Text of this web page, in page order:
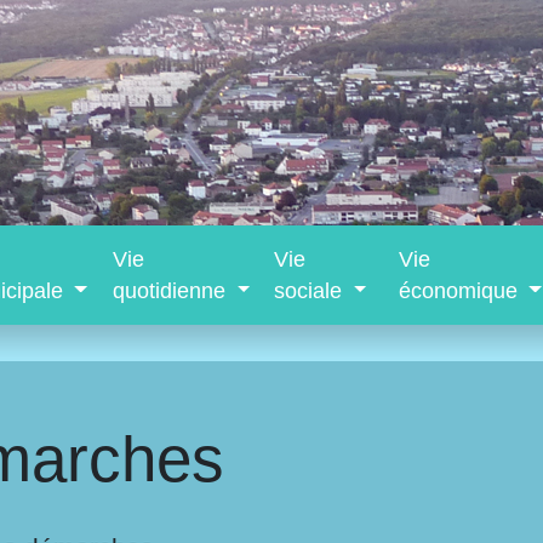
Vie
quotidienne
Vie
sociale
Vie
économique